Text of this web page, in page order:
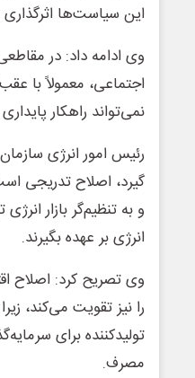
این سیاست‌ها
وی ادامه داد: در
اجتماعی، معمولاً با
نمی‌تواند راهکار
رئیس امور انرژی
گیرد، اصلاح تدریجی
و به تنظیم‌گر بازار
انرژی بر عهده بگیرند.
وی تصریح کرد: اصلاح
را نیز تقویت می‌کند،
تولیدکننده برای
مصرف.